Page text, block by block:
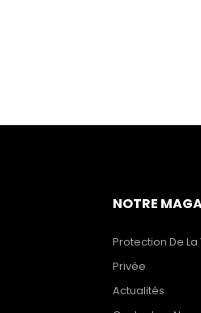
NOTRE
Protection De La
Privée
Actualités